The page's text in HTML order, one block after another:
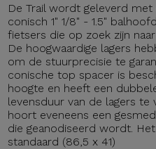
De Trail wordt geleverd
conisch 1" 1/8" - 1.5"
fietsers die op zoek zijn
De hoogwaardige lagers
om de stuurprecisie te
conische top spacer is
hoogte en heeft een
levensduur van de lagers te
hoort eveneens een
die geanodiseerd wordt.
standaard (86,5 x 41)